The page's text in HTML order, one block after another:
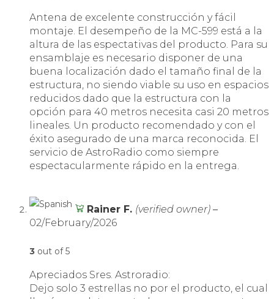
Antena de excelente construcción y fácil
montaje. El desempeño de la MC-599 está a la
altura de las espectativas del producto. Para su
ensamblaje es necesario disponer de una
buena localización dado el tamaño final de la
estructura, no siendo viable su uso en espacios
reducidos dado que la estructura con la
opción para 40 metros necesita casi 20 metros
lineales. Un producto recomendado y con el
éxito asegurado de una marca reconocida. El
servicio de AstroRadio como siempre
espectacularmente rápido en la entrega.
Rainer F. (verified owner) –
02/February/2026
3 out of 5
Apreciados Sres. Astroradio:
Dejo solo 3 estrellas no por el producto, el cual